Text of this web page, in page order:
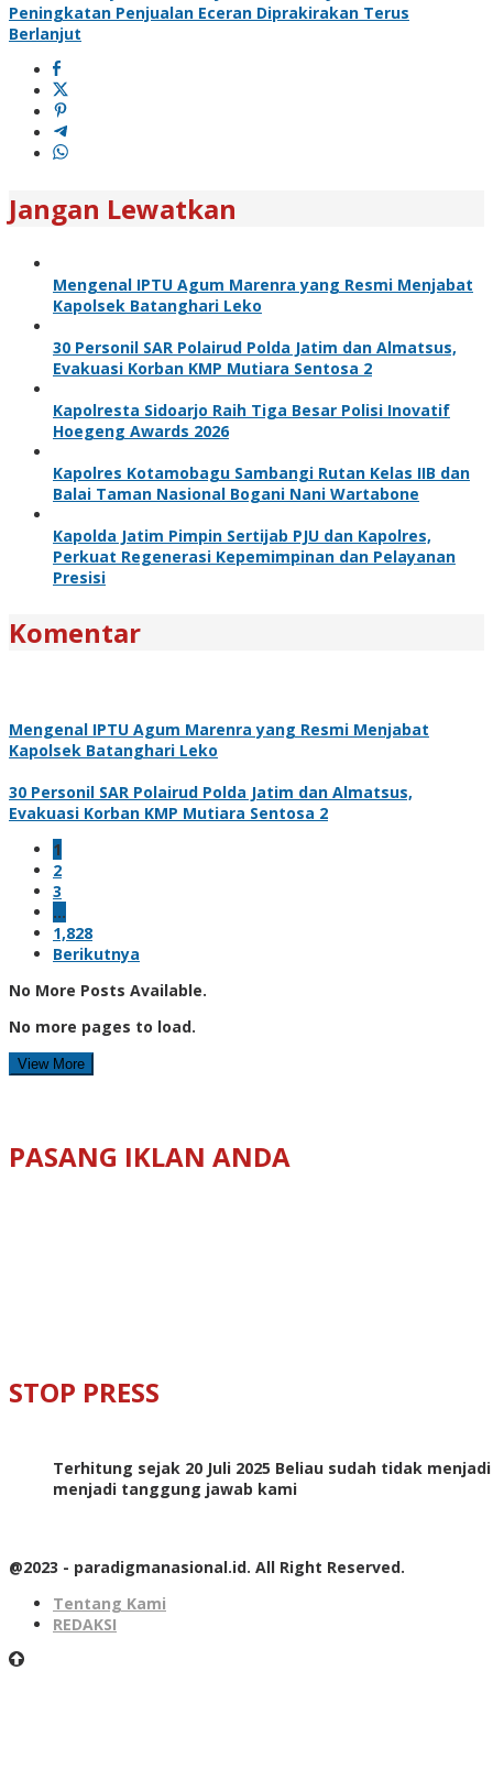
Peningkatan Penjualan Eceran Diprakirakan Terus
Berlanjut
Jangan Lewatkan
Mengenal IPTU Agum Marenra yang Resmi Menjabat
Kapolsek Batanghari Leko
30 Personil SAR Polairud Polda Jatim dan Almatsus,
Evakuasi Korban KMP Mutiara Sentosa 2
Kapolresta Sidoarjo Raih Tiga Besar Polisi Inovatif
Hoegeng Awards 2026
Kapolres Kotamobagu Sambangi Rutan Kelas IIB dan
Balai Taman Nasional Bogani Nani Wartabone
Kapolda Jatim Pimpin Sertijab PJU dan Kapolres,
Perkuat Regenerasi Kepemimpinan dan Pelayanan
Presisi
Komentar
Mengenal IPTU Agum Marenra yang Resmi Menjabat
Kapolsek Batanghari Leko
30 Personil SAR Polairud Polda Jatim dan Almatsus,
Evakuasi Korban KMP Mutiara Sentosa 2
1
2
3
…
1,828
Berikutnya
No More Posts Available.
No more pages to load.
View More
PASANG IKLAN ANDA
STOP PRESS
Terhitung sejak 20 Juli 2025 Beliau sudah tidak
menjadi tanggung jawab kami
@2023 - paradigmanasional.id. All Right Reserved.
Tentang Kami
REDAKSI